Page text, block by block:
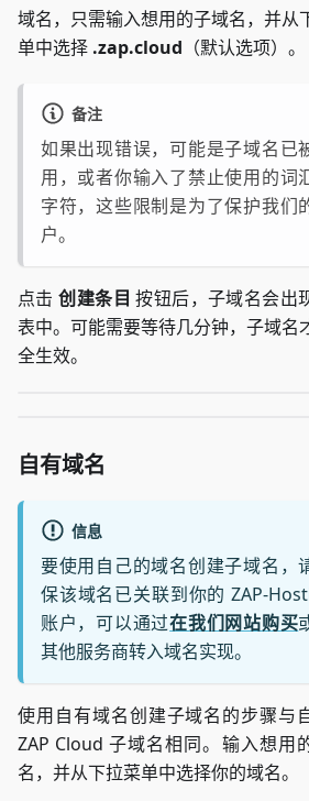
域名，只需输入想用的子域名，并从
单中选择 .zap.cloud （默认选项）。
备注
如果出现错误，可能是子域名已
用，或者你输入了禁止使用的词
字符，这些限制是为了保护我们
户。
点击创建条目 按钮后，子域名会出
表中。可能需要等待几分钟，子域名
全生效。
自有域名
信息
要使用自己的域名创建子域名，
保该域名已关联到你的 ZAP-
账户，可以通过在我们网站购买
其他服务商转入域名实现。
使用自有域名创建子域名的步骤与
ZAP Cloud 子域名相同。输入想用
名，并从下拉菜单中选择你的域名。